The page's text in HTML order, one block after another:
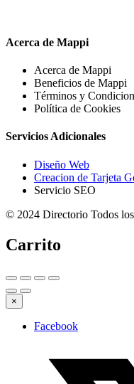
Acerca de Mappi
Acerca de Mappi
Beneficios de Mappi
Términos y
Política de Cookies
Servicios Adicionales
Diseño Web
Creacion de Tarjeta
Servicio SEO
© 2024 Directorio Todos los
Carrito
×
Facebook